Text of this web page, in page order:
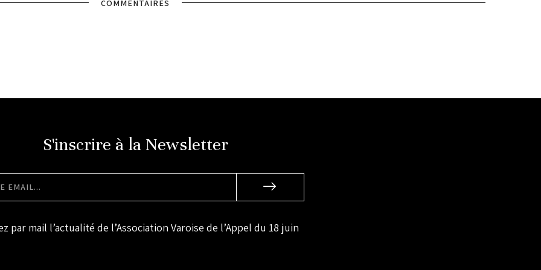
COMMENTAIRES
S'inscrire à la Newsletter
par mail l’actualité de l’Association Varoise de l’Appel du 18 juin